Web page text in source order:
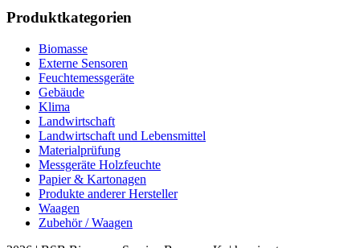
Produktkategorien
Biomasse
Externe Sensoren
Feuchtemessgeräte
Gebäude
Klima
Landwirtschaft
Landwirtschaft und Lebensmittel
Materialprüfung
Messgeräte Holzfeuchte
Papier & Kartonagen
Produkte anderer Hersteller
Waagen
Zubehör / Waagen